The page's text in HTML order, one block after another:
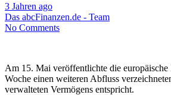
3 Jahren ago
Das abcFinanzen.de - Team
No Comments
Am 15. Mai veröffentlichte die
Woche einen weiteren Abfluss
verwalteten Vermögens entspricht.